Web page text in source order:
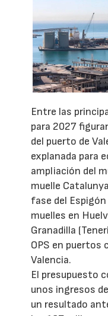
Entre las
para 2027
del puerto de
explanada para
ampliación del
muelle
fase del
muelles en
Granadilla
OPS en puertos
Valencia.
El presupuesto
unos ingresos
un resultado